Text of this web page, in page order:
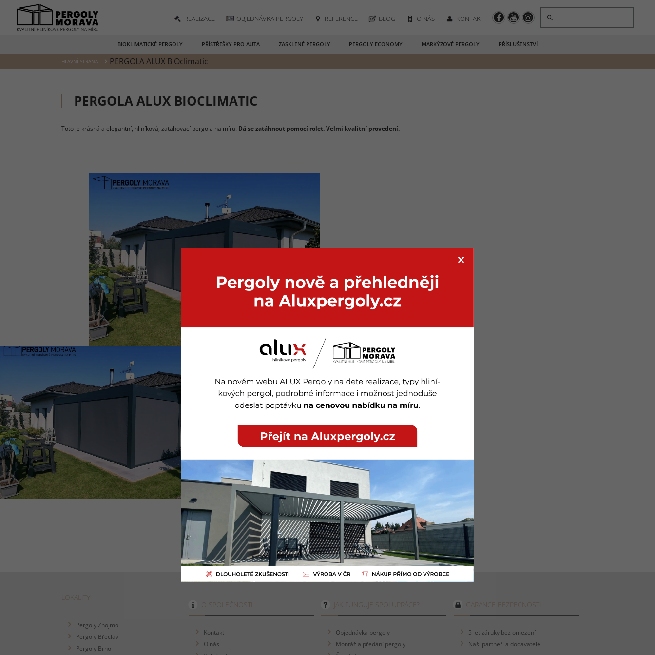
REALIZACE OBJEDNÁVKA PERGOLY REFERENCE BLOG O NÁS KONTAKT
BIOKLIMATICKÉ PERGOLY PŘÍSTŘEŠKY PRO AUTA ZASKLENÉ PERGOLY PERGOLY ECONOMY MARKÝZOVÉ PERGOLY PŘÍSLUŠENSTVÍ
HLAVNÍ STRANA PERGOLA ALUX BIOclimatic
PERGOLA ALUX BIOCLIMATIC
Toto je krásná a elegantní, hliníková, zatahovací pergola na míru. Dá se zatáhnout pomocí rolet. Velmi kvalitní provedení.
LOKALITY
Pergoly Znojmo
Pergoly Břeclav
Pergoly Brno
O SPOLEČNOSTI
Kontakt
O nás
JAK FUNGUJE SPOLUPRÁCE?
Objednávka pergoly
Montáž a předání pergoly
GARANCE BEZPEČNOSTI
5 let záruky bez omezení
Naši partneři a dodavatelé